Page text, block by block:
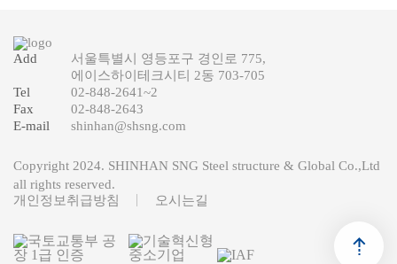
Add
서울특별시 영등포구 경인로 775,
에이스하이테크시티 2동 703-705
Tel
02-848-2641~2
Fax
02-848-2643
E-mail
shinhan@shsng.com
Copyright 2024. SHINHAN SNG Steel structure & Global Co.,Ltd
all rights reserved.
개인정보취급방침
오시는길